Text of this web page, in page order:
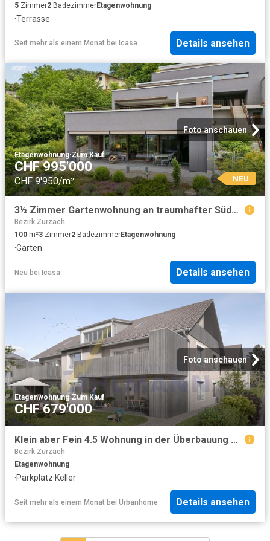
5 Zimmer2 BadezimmerEtagenwohnung
·Terrasse
Seit mehr als einem Monat bei Icasa Details ansehen
Foto anschauen
Etagenwohnung·Zum Kauf
CHF 995'000
CHF 9'950/m² NEU
3½ Zimmer Gartenwohnung an traumhafter Südhanglage
Bezirk Zurzach
100 m²3 Zimmer2 BadezimmerEtagenwohnung
·Garten
Neu bei Icasa Details ansehen
Foto anschauen
Etagenwohnung·Zum Kauf
CHF 679'000
Klein aber Fein 4.5 Wohnung in der Überbauung Wiese
Bezirk Zurzach
Etagenwohnung
·Parkplatz·Keller
Seit mehr als einem Monat bei Urbanhome Details ansehen